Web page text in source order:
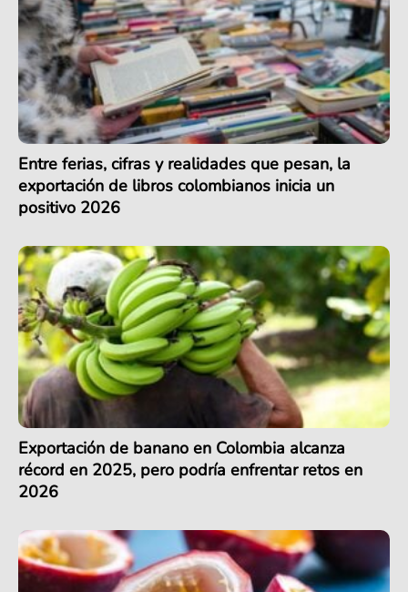
Entre ferias, cifras y realidades que pesan, la
exportación de libros colombianos inicia un
positivo 2026
Exportación de banano en Colombia alcanza
récord en 2025, pero podría enfrentar retos en
2026